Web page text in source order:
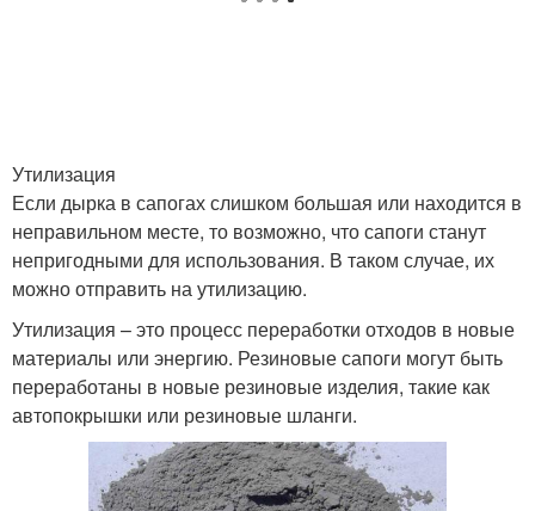
Утилизация
Если дырка в сапогах слишком большая или находится в
неправильном месте, то возможно, что сапоги станут
непригодными для использования. В таком случае, их
можно отправить на утилизацию.
Утилизация – это процесс переработки отходов в новые
материалы или энергию. Резиновые сапоги могут быть
переработаны в новые резиновые изделия, такие как
автопокрышки или резиновые шланги.